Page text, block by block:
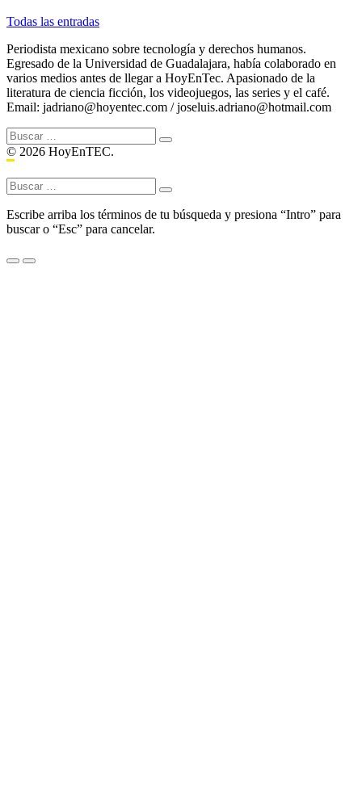
Todas las entradas
Periodista mexicano sobre tecnología y derechos humanos.
Egresado de la Universidad de Guadalajara, había colaborado en
varios medios antes de llegar a HoyEnTec. Apasionado de la
literatura de ciencia ficción, los videojuegos, las series y el café.
Email: jadriano@hoyentec.com / joseluis.adriano@hotmail.com
Buscar:
© 2026 HoyEnTEC.
Buscar:
Escribe arriba los términos de tu búsqueda y presiona “Intro” para
buscar o “Esc” para cancelar.
Menu